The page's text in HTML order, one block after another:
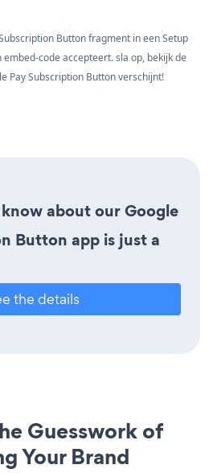
Button fragment in een Setup
code accepteert. sla op, bekijk de
Pay Subscription Button verschijnt!
about our Google
Button app is just a
the details
Guesswork of
Your Brand